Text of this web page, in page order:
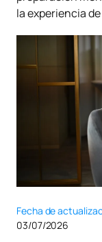
la experiencia
Fecha de
03/07/2026